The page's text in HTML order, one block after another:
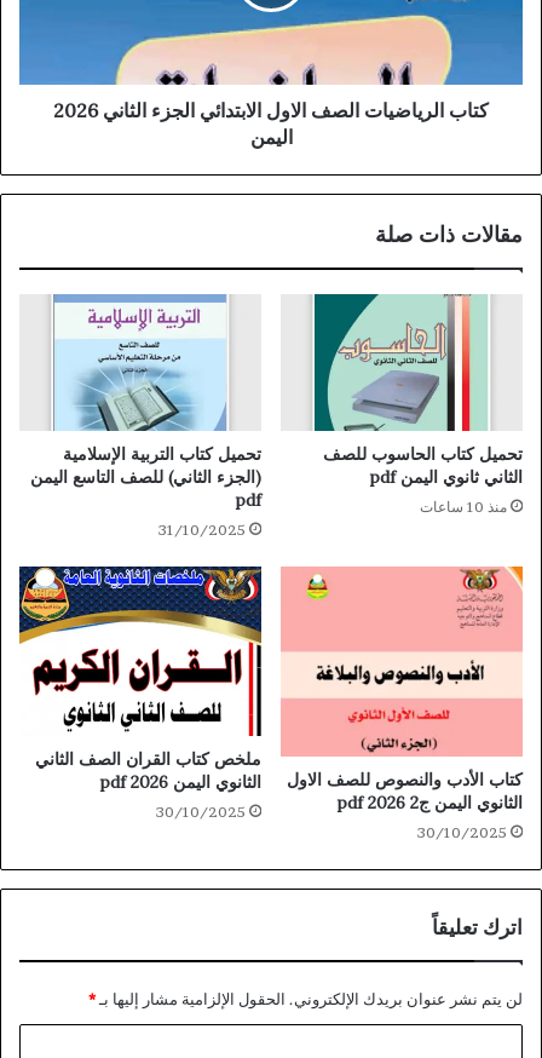
كتاب الرياضيات الصف الاول الابتدائي الجزء الثاني 2026
اليمن
مقالات ذات صلة
تحميل كتاب الحاسوب للصف
الثاني ثانوي اليمن pdf
منذ 10 ساعات
تحميل كتاب التربية الإسلامية
(الجزء الثاني) للصف التاسع اليمن
pdf
31/10/2025
كتاب الأدب والنصوص للصف الاول
الثانوي اليمن ج2 2026 pdf
30/10/2025
ملخص كتاب القران الصف الثاني
الثانوي اليمن 2026 pdf
30/10/2025
اترك تعليقاً
لن يتم نشر عنوان بريدك الإلكتروني. الحقول الإلزامية مشار إليها بـ*